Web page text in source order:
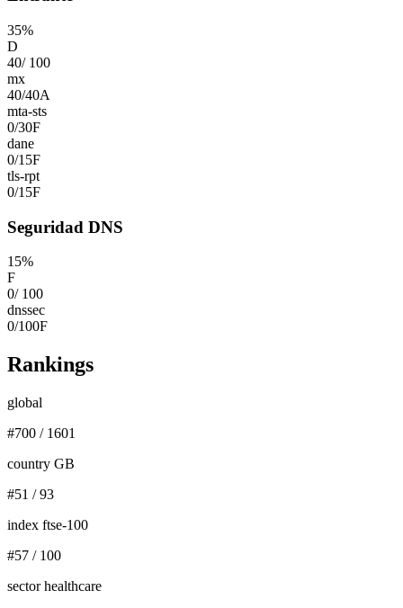
35%
D
40/ 100
mx
40/40A
mta-sts
0/30F
dane
0/15F
tls-rpt
0/15F
Seguridad DNS
15%
F
0/ 100
dnssec
0/100F
Rankings
global
#700 / 1601
country GB
#51 /93
index ftse-100
#57 / 100
sector healthcare